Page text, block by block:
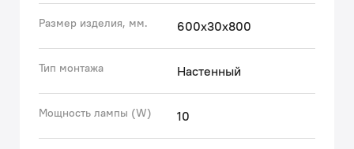
Её легко мыть от пыли и налета.
• Миниатюрная окантовка черного цвета выполнена
методом пескоструйной обработки прямо на
стеклянном полотне.
(с) Авторский текст, октябрь 2024 г.
Размер изделия, мм. 600x30x800
Тип монтажа Настенный
Мощность лампы (W) 10